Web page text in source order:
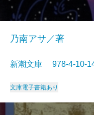
乃南アサ／著
新潮文庫 978-4-10-
文庫電子書籍あり